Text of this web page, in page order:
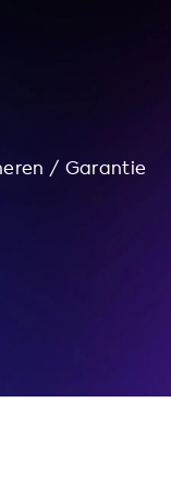
/ Garantie